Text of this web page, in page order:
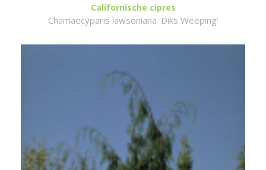
Californische cipres
Chamaecyparis lawsoniana 'Diks Weeping'